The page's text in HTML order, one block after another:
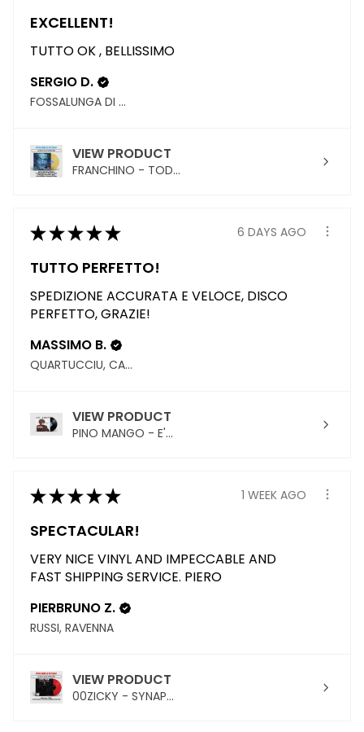
EXCELLENT!
TUTTO OK , BELLISSIMO
SERGIO D.
FOSSALUNGA DI VEDELAGO, TREVISO
VIEW PRODUCT
FRANCHINO - TOD...
★★★★★ 6 DAYS AGO
TUTTO PERFETTO!
SPEDIZIONE ACCURATA E VELOCE, DISCO
PERFETTO, GRAZIE!
MASSIMO B.
QUARTUCCIU, CAGLIARI
VIEW PRODUCT
PINO MANGO - E'...
★★★★★ 1 WEEK AGO
SPECTACULAR!
VERY NICE VINYL AND IMPECCABLE AND
FAST SHIPPING SERVICE. PIERO
PIERBRUNO Z.
RUSSI, RAVENNA
VIEW PRODUCT
00ZICKY - SYNAP...